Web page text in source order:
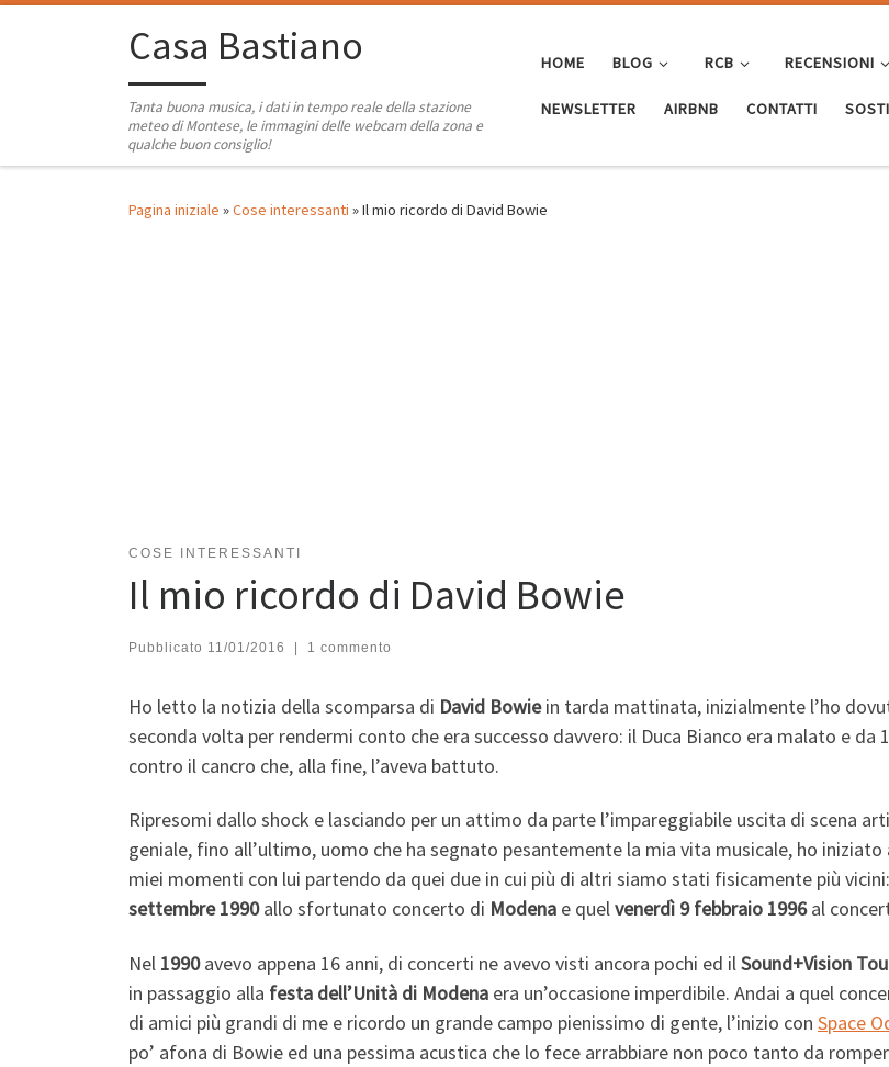
Passa al contenutoCasa Bastiano
Tanta buona musica, i dati in tempo reale della stazione
meteo di Montese, le immagini delle webcam della zona e
qualche buon consiglio!
HOME BLOG RCB RECENSIONI
NEWSLETTER AIRBNB CONTATTI
Pagina iniziale »Cose interessanti »Il mio ricordo di David Bowie
COSE INTERESSANTI
Il mio ricordo di David Bowie
Pubblicato 11/01/2016 | 1 commento
Ho letto la notizia della scomparsa di David Bowiein tarda mattinata, inizialmente l’ho
seconda volta per rendermi conto che era successo davvero: il Duca Bianco era malato e da
contro il cancro che, alla fine, l’aveva battuto.
Ripresomi dallo shock e lasciando per un attimo da parte l’impareggiabile uscita di scena
geniale, fino all’ultimo, uomo che ha segnato pesantemente la mia vita musicale, ho iniziato
miei momenti con lui partendo da quei due in cui più di altri siamo stati fisicamente più
settembre 1990allo sfortunato concerto di Modena e quelvenerdì 9 febbraio 1996al
Nel 1990avevo appena 16 anni, di concerti ne avevo visti ancora pochi ed il Sound+Vision
in passaggio alla festa dell’Unità di Modena era un’occasione imperdibile. Andai a quel
di amici più grandi di me e ricordo un grande campo pienissimo di gente, l’inizio con Space
po’ afona di Bowie ed una pessima acustica che lo fece arrabbiare non poco tanto da